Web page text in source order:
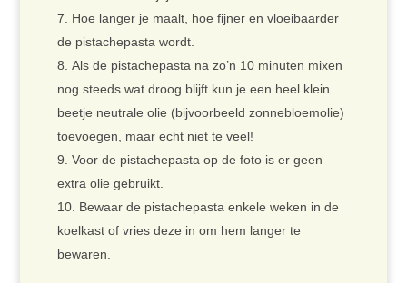
Hoe langer je maalt, hoe fijner en vloeibaarder
de pistachepasta wordt.
Als de pistachepasta na zo’n 10 minuten mixen
nog steeds wat droog blijft kun je een heel klein
beetje neutrale olie (bijvoorbeeld zonnebloemolie)
toevoegen, maar echt niet te veel!
Voor de pistachepasta op de foto is er geen
extra olie gebruikt.
Bewaar de pistachepasta enkele weken in de
koelkast of vries deze in om hem langer te
bewaren.